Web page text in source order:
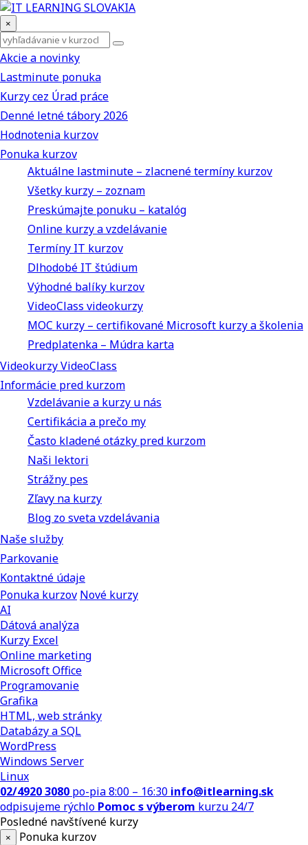
×
Akcie a novinky
Lastminute ponuka
Kurzy cez Úrad práce
Denné letné tábory 2026
Hodnotenia kurzov
Ponuka kurzov
Aktuálne lastminute – zlacnené termíny kurzov
Všetky kurzy – zoznam
Preskúmajte ponuku – katalóg
Online kurzy a vzdelávanie
Termíny IT kurzov
Dlhodobé IT štúdium
Výhodné balíky kurzov
VideoClass videokurzy
MOC kurzy – certifikované Microsoft kurzy a školenia
Predplatenka – Múdra karta
Videokurzy VideoClass
Informácie pred kurzom
Vzdelávanie a kurzy u nás
Certifikácia a prečo my
Často kladené otázky pred kurzom
Naši lektori
Strážny pes
Zľavy na kurzy
Blog zo sveta vzdelávania
Naše služby
Parkovanie
Kontaktné údaje
Ponuka kurzov Nové kurzy
AI
Dátová analýza
Kurzy Excel
Online marketing
Microsoft Office
Programovanie
Grafika
HTML, web stránky
Databázy a SQL
WordPress
Windows Server
Linux
02/4920 3080 po-pia 8:00 – 16:30 info@itlearning.sk
odpisujeme rýchlo Pomoc s výberom kurzu 24/7
Posledné navštívené kurzy
×
Ponuka kurzov